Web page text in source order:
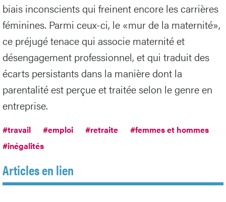
biais inconscients qui freinent encore les carrières
féminines. Parmi ceux-ci, le «mur de la maternité»,
ce préjugé tenace qui associe maternité et
désengagement professionnel, et qui traduit des
écarts persistants dans la manière dont la
parentalité est perçue et traitée selon le genre en
entreprise.
#travail #emploi #retraite
#femmes et hommes
#inégalités
Articles en lien